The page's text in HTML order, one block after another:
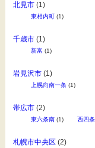
北見市(1)
東相内町 (1)
千歳市(1)
新富 (1)
岩見沢市(1)
上幌向南一条(1)
帯広市(2)
東六条南(1) 西四
札幌市中央区 (2)